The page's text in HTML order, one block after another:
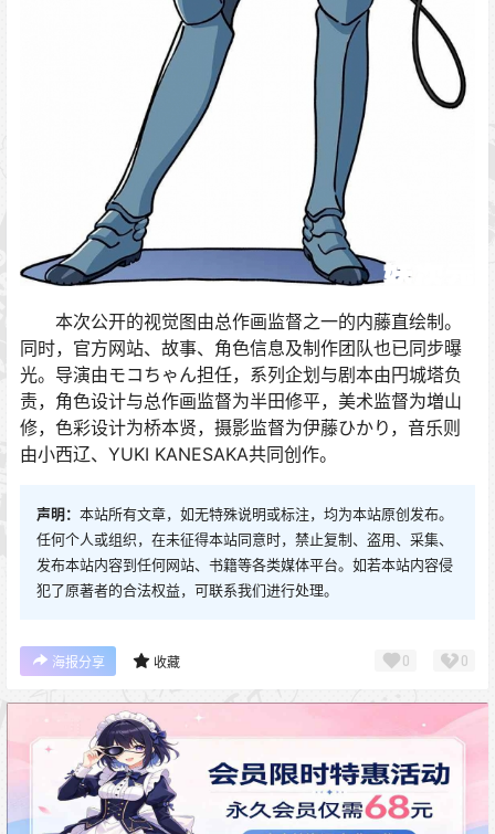
本次公开的视觉图由总作画监督之一的内藤直绘制。
同时，官方网站、故事、角色信息及制作团队也已同步曝
光。导演由モコちゃん担任，系列企划与剧本由円城塔负
责，角色设计与总作画监督为半田修平，美术监督为増山
修，色彩设计为桥本贤，摄影监督为伊藤ひかり，音乐则
由小西辽、YUKI KANESAKA共同创作。
声明： 本站所有文章，如无特殊说明或标注，均为本站原创发布。
任何个人或组织，在未征得本站同意时，禁止复制、盗用、采集、
发布本站内容到任何网站、书籍等各类媒体平台。如若本站内容侵
犯了原著者的合法权益，可联系我们进行处理。
海报分享 收藏 0 0